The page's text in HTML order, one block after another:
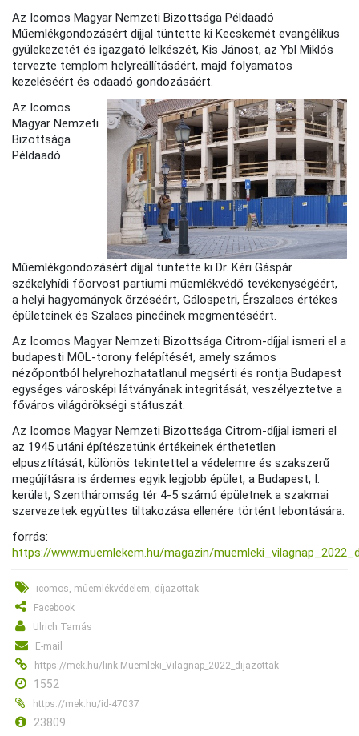
Az Icomos Magyar Nemzeti Bizottsága Példaadó
Műemlékgondozásért díjjal tüntette ki Kecskemét evangélikus
gyülekezetét és igazgató lelkészét, Kis Jánost, az Ybl Miklós
tervezte templom helyreállításáért, majd folyamatos
kezeléséért és odaadó gondozásáért.
Az Icomos
Magyar Nemzeti
Bizottsága
Példaadó
Műemlékgondozásért díjjal tüntette ki Dr. Kéri Gáspár
székelyhídi főorvost partiumi műemlékvédő tevékenységéért,
a helyi hagyományok őrzéséért, Gálospetri, Érszalacs értékes
épületeinek és Szalacs pincéinek megmentéséért.
Az Icomos Magyar Nemzeti Bizottsága Citrom-díjjal ismeri el a
budapesti MOL-torony felépítését, amely számos
nézőpontból helyrehozhatatlanul megsérti és rontja Budapest
egységes városképi látványának integritását, veszélyeztetve a
főváros világörökségi státuszát.
Az Icomos Magyar Nemzeti Bizottsága Citrom-díjjal ismeri el
az 1945 utáni építészetünk értékeinek érthetetlen
elpusztítását, különös tekintettel a védelemre és szakszerű
megújításra is érdemes egyik legjobb épület, a Budapest, I.
kerület, Szentháromság tér 4-5 számú épületnek a szakmai
szervezetek együttes tiltakozása ellenére történt lebontására.
forrás:
https://www.muemlekem.hu/magazin/
icomos, műemlékvédelem, díjazottak
Facebook
Ulrich Tamás
E-mail
https://mek.hu/link-Muemleki_Vilagnap_2022_dijazottak
1552
https://mek.hu/id-47037
23809